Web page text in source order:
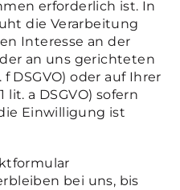
erforderlich ist. In
die Verarbeitung
Interesse an der
an uns gerichteten
f DSGVO) oder auf Ihrer
lit. a DSGVO) sofern
Einwilligung ist
bei uns, bis